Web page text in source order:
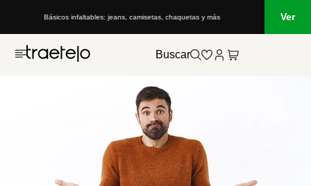
Básicos infaltables: jeans, camisetas, chaquetas y más Ver
Buscar